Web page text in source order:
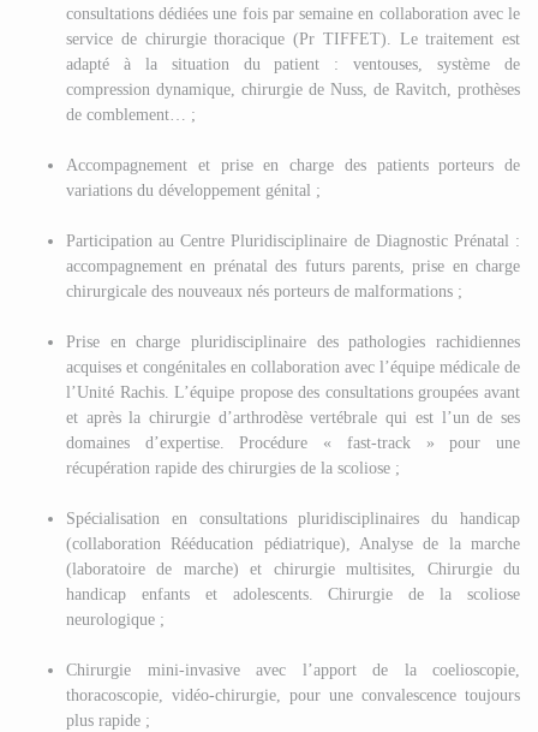
consultations dédiées une fois par semaine en collaboration avec le
service de chirurgie thoracique (Pr TIFFET). Le traitement est
adapté à la situation du patient : ventouses, système de
compression dynamique, chirurgie de Nuss, de Ravitch, prothèses
de comblement… ;
Accompagnement et prise en charge des patients porteurs de
variations du développement génital ;
Participation au Centre Pluridisciplinaire de Diagnostic Prénatal :
accompagnement en prénatal des futurs parents, prise en charge
chirurgicale des nouveaux nés porteurs de malformations ;
Prise en charge pluridisciplinaire des pathologies rachidiennes
acquises et congénitales en collaboration avec l’équipe médicale de
l’Unité Rachis. L’équipe propose des consultations groupées avant
et après la chirurgie d’arthrodèse vertébrale qui est l’un de ses
domaines d’expertise. Procédure « fast-track » pour une
récupération rapide des chirurgies de la scoliose ;
Spécialisation en consultations pluridisciplinaires du handicap
(collaboration Rééducation pédiatrique), Analyse de la marche
(laboratoire de marche) et chirurgie multisites, Chirurgie du
handicap enfants et adolescents. Chirurgie de la scoliose
neurologique ;
Chirurgie mini-invasive avec l’apport de la coelioscopie,
thoracoscopie, vidéo-chirurgie, pour une convalescence toujours
plus rapide ;